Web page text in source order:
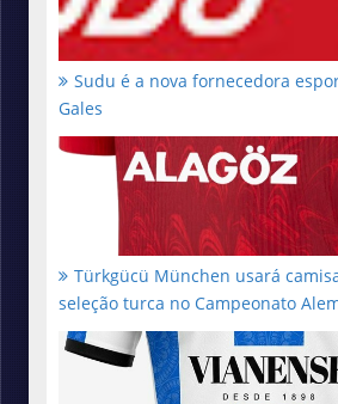
Sudu é a nova fornecedora
Gales
Türkgücü München usará
seleção turca no Campeonato